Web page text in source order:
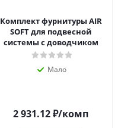
Комплект фурнитуры AIR
SOFT для подвесной
системы с доводчиком
Мало
2 931.12₽/комп